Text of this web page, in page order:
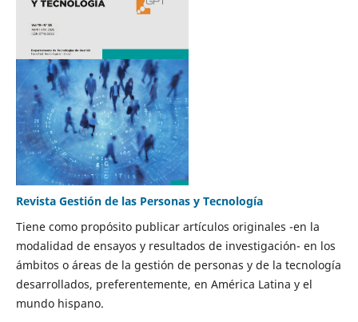
Revista Gestión de las Personas y Tecnología
Tiene como propósito publicar artículos originales -en la
modalidad de ensayos y resultados de investigación- en los
ámbitos o áreas de la gestión de personas y de la tecnología
desarrollados, preferentemente, en América Latina y el
mundo hispano.